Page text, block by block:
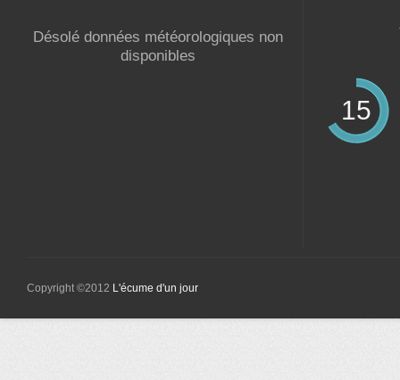
Désolé données météorologiques non
disponibles
15
Copyright ©2012 L'écume d'un jour